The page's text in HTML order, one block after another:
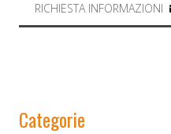
Categorie
RICHIESTA INFORMAZIONI